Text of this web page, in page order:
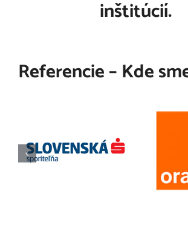
inštitúcií.
Referencie – Kde